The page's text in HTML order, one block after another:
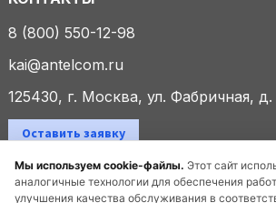
Мы используем cookie-файлы. Этот сайт
аналогичные технологии для обеспечения
улучшения качества обслуживания в
8 (800) 550-12-98
kai@antelcom.ru
125430, г. Москва, ул. Фабричная, д.
Оставить заявку